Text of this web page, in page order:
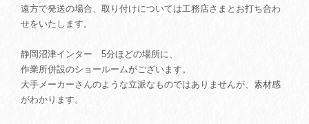
遠方で発送の場合、取り付けについては工務店さまとお打ち合わ
せをいたします。
静岡沼津インター 5分ほどの場所に、
作業所併設のショールームがございます。
大手メーカーさんのような立派なものではありませんが、素材感
がわかります。